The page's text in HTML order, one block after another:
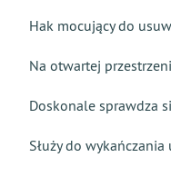
Hak mocujący do
Na otwartej
Doskonale sprawdza
Służy do